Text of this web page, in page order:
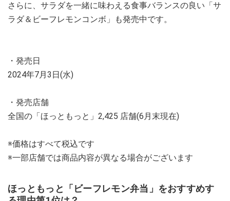
さらに、サラダを一緒に味わえる食事バランスの良い「サ
ラダ＆ビーフレモンコンボ」も発売中です。
・発売日
2024年7月3日(水)
・発売店舗
全国の「ほっともっと」2,425 店舗(6月末現在)
※価格はすべて税込です
※一部店舗では商品内容が異なる場合がございます
ほっともっと「ビーフレモン弁当」をおすすめす